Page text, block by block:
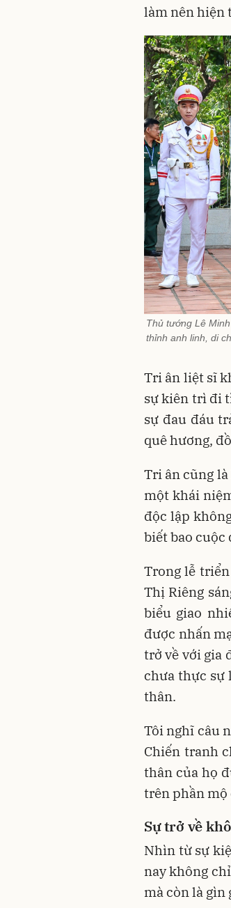
làm nên hiện
Thủ tướng Lê
thỉnh anh linh, di
Tri ân liệt sĩ
sự kiên trì đi
sự đau đáu
quê hương,
Tri ân cũng
một khái
độc lập
biết bao cuộc
Trong lễ
Thị Riêng
biểu giao
được nhấn
trở về với gia
chưa thực sự
thân.
Tôi nghĩ câu
Chiến tranh
thân của họ
trên phần
Sự trở về
Nhìn từ sự
nay không
mà còn là